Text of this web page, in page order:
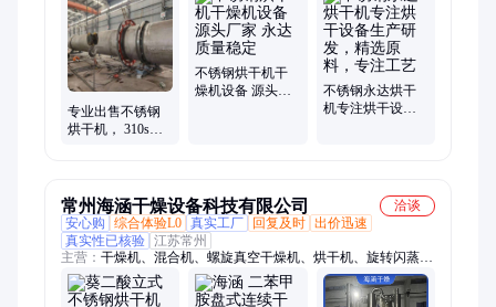
轮配件、齿轮定制、立磨磨辊、干燥窑轮、液压挡轮、转炉托
轮、机械布料、印尼国家、转炉轮带、轮毂做工、立磨轮毂、度
更持久
专业出售不锈钢
烘干机， 310s回
不锈钢烘干机干
燥机设备 源头厂
不锈钢永达烘干
机专注烘干设备
常州海涵干燥设备科技有限公司
洽谈
安心购
综合体验L0 真实工厂 回复及时 出价迅速
真实性已核验 江苏常州
主营： 干燥机、混合机、螺旋真空干燥机、烘干机、旋转闪蒸、
干燥设备、单锥螺带干燥机、烘干设备、振动流化床干燥机、药
用烘箱、耙式真空干燥机、药粉碎机、盘式干燥机、喷雾干燥